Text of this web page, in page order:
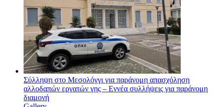
Σύλληψη στο Μεσολόγγι για παράνομη απασχόληση
αλλοδαπών εργατών γης – Εννέα συλλήψεις για παράνομη
διαμονή